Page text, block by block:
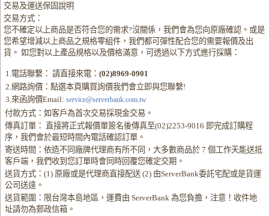
交易及運送保固說明
交易方式：
您不確定以上商品是否符合您的需求?沒關係，我們會為您向原廠確認。或是
您希望增減以上商品之規格零組件，我們都可彈性配合您的需要報價及出
貨。 如您對以上產品規格以及價格滿意，可透過以下方式進行採購：
1.電話聯繫： 請直接來電：(02)8969-0901
2.網路詢價：點選本頁購買詢價我們會立即與您聯繫!
3.來函詢價Email: service@serverbank.com.tw
付款方式：如客戶為首次交易採現金交易。
傳真訂單： 直接將正式報價單簽名後傳真至(02)2253-9016 即完成訂購程
序，我們會於最短時間內電話確認訂單。
寄送時間：依造不同廠牌代理商有所不同，大多數商品於 7 個工作天能送抵
客戶端，我們收到您訂單時會同時回覆您確定交期。
送貨方式：(1) 原廠或是代理商直接配送 (2) 由ServerBank委託宅配或是貨運
公司送達。
送貨範圍：限台灣本島地區，運費由 ServerBank 為您負擔，注意！收件地
址請勿為郵政信箱。